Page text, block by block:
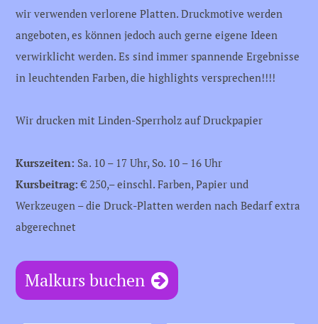
wir verwenden verlorene Platten. Druckmotive werden
angeboten, es können jedoch auch gerne eigene Ideen
verwirklicht werden. Es sind immer spannende Ergebnisse
in leuchtenden Farben, die highlights versprechen!!!!
Wir drucken mit Linden-Sperrholz auf Druckpapier
Kurszeiten: Sa. 10 – 17 Uhr, So. 10 – 16 Uhr
Kursbeitrag: € 250,– einschl. Farben, Papier und
Werkzeugen – die Druck-Platten werden nach Bedarf extra
abgerechnet
Malkurs buchen